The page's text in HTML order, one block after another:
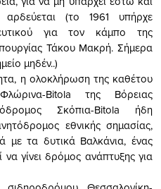
(το 1961 υπήρχε
για τον κάμπο της
Τάκου Μακρή. Σήμερα
μηδέν..)
η ολοκλήρωση της καθέτου
Bitola της Βόρειας
Σκόπια-Bitola ήδη
εθνικής σημασίας,
με τα δυτικά Βαλκάνια, ένας
γίνει δρόμος ανάπτυξης για